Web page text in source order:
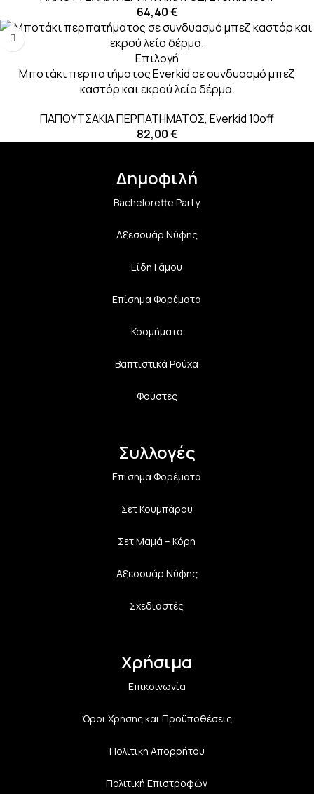
64,40€
Επιλογή
Μποτάκι περπατήματος Everkid σε συνδυασμό μπεζ
καστόρ και εκρού λείο δέρμα.
ΠΑΠΟΥΤΣΑΚΙΑ ΠΕΡΠΑΤΗΜΑΤΟΣ, Everkid 10off
82,00€
Δημοφιλή
Bachelorette Party
Αξεσουάρ Νύφης
Είδη Γάμου
Επίσημα Φορέματα
Κοσμήματα
Βαπτιστικά Ρούχα
Φούστες
Συλλογές
Επίσημα Φορέματα
Σετ Κουμπάρου
Σετ Μαμά – Κόρη
Αξεσουάρ Νύφης
Σχεδιαστές
Χρήσιμα
Επικοινωνία
Όροι Χρήσης και Προϋποθέσεις
Πολιτική Aπορρήτου
Πολιτική Επιστροφών